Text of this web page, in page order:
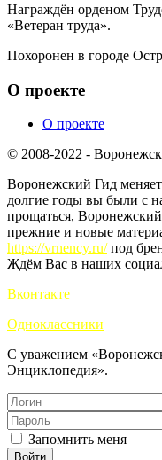
Награждён орденом
«Ветеран труда».
Похоронен в городе
О проекте
О проекте
© 2008-2022 -
Воронежский Гид
долгие годы вы были с
прощаться,
прежние и новые
https://vrnency.ru/под
Ждём Вас в наших
Вконтакте
Одноклассники
С уважением
Энциклопедия».
Запомнить меня
Войти